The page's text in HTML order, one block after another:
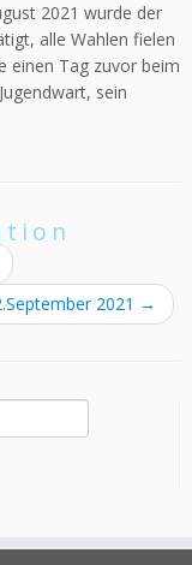
2021 wurde der
alle Wahlen fielen
einen Tag zuvor beim
sein
2021 →